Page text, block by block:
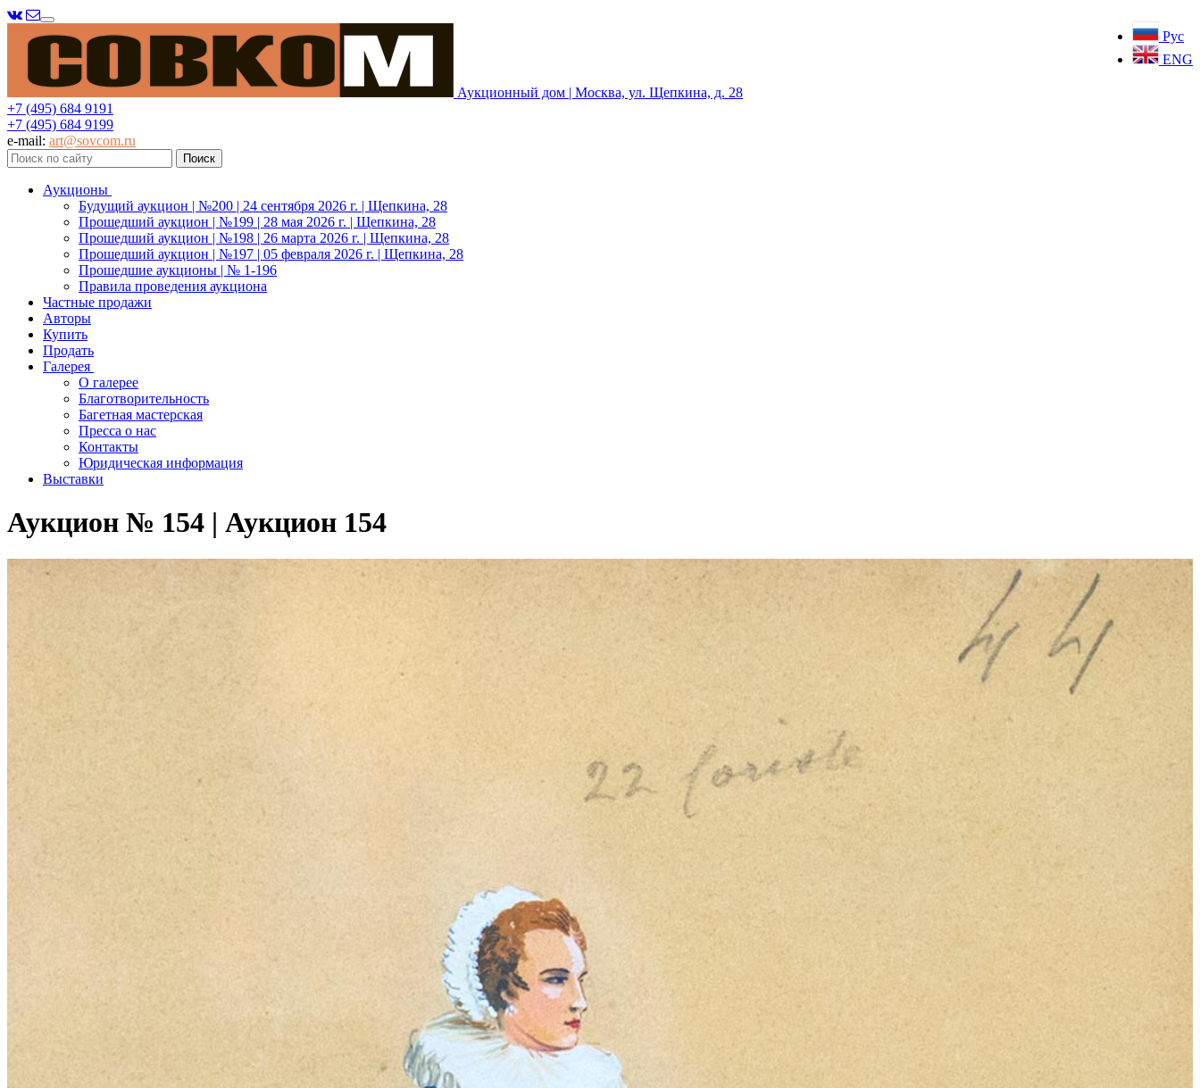
Рус
ENG
Меню
Аукционный дом | Москва, ул. Щепкина, д. 28
+7 (495) 684 9191
+7 (495) 684 9199
e-mail: art@sovcom.ru
Аукционы
Будущий аукцион | №200 | 24 сентября 2026 г. | Щепкина, 28
Прошедший аукцион | №199 | 28 мая 2026 г. | Щепкина, 28
Прошедший аукцион | №198 | 26 марта 2026 г. | Щепкина, 28
Прошедший аукцион | №197 | 05 февраля 2026 г. | Щепкина, 28
Прошедшие аукционы | № 1-196
Правила проведения аукциона
Частные продажи
Авторы
Купить
Продать
Галерея
О галерее
Благотворительность
Багетная мастерская
Пресса о нас
Контакты
Юридическая информация
Выставки
Аукцион № 154 | Аукцион 154